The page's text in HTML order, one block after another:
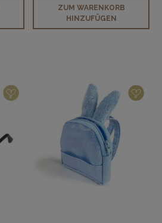
ZUM WARENKORB
HINZUFÜGEN